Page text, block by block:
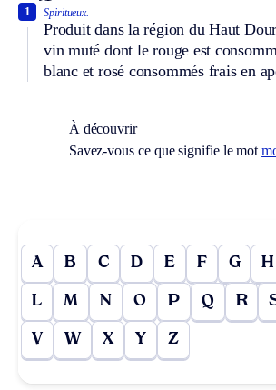
Spiritueux.
Produit dans la région du Haut
vin muté dont le rouge est
blanc et rosé consommés frais en
1
À découvrir
Savez-vous ce que signifie le mot
A B C D E F G H
L M N O P Q R
V W X Y Z